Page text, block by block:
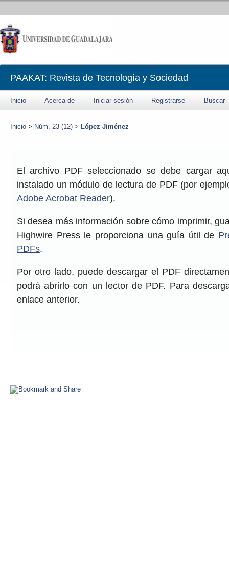
PAAKAT: Revista de Tecnología y Sociedad
Inicio Acerca de Iniciar sesión Registrarse Buscar
Inicio > Núm. 23 (12) > López Jiménez
El archivo PDF seleccionado se debe cargar
instalado un módulo de lectura de PDF (por
Adobe Acrobat Reader).
Si desea más información sobre cómo imprimir,
Highwire Press le proporciona una guía útil de
PDFs.
Por otro lado, puede descargar el PDF
podrá abrirlo con un lector de PDF. Para
enlace anterior.